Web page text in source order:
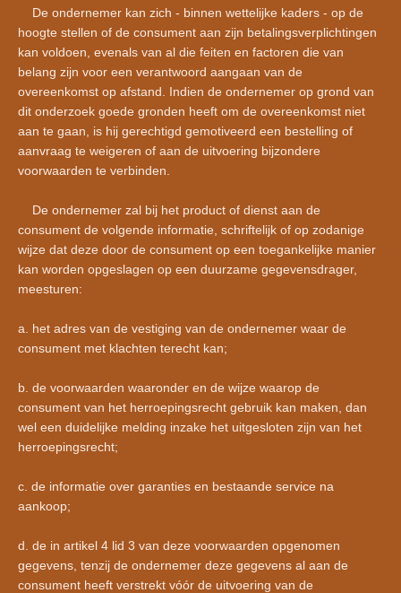
De ondernemer kan zich - binnen wettelijke kaders - op de
hoogte stellen of de consument aan zijn betalingsverplichtingen
kan voldoen, evenals van al die feiten en factoren die van
belang zijn voor een verantwoord aangaan van de
overeenkomst op afstand. Indien de ondernemer op grond van
dit onderzoek goede gronden heeft om de overeenkomst niet
aan te gaan, is hij gerechtigd gemotiveerd een bestelling of
aanvraag te weigeren of aan de uitvoering bijzondere
voorwaarden te verbinden.
De ondernemer zal bij het product of dienst aan de
consument de volgende informatie, schriftelijk of op zodanige
wijze dat deze door de consument op een toegankelijke manier
kan worden opgeslagen op een duurzame gegevensdrager,
meesturen:
a. het adres van de vestiging van de ondernemer waar de
consument met klachten terecht kan;
b. de voorwaarden waaronder en de wijze waarop de
consument van het herroepingsrecht gebruik kan maken, dan
wel een duidelijke melding inzake het uitgesloten zijn van het
herroepingsrecht;
c. de informatie over garanties en bestaande service na
aankoop;
d. de in artikel 4 lid 3 van deze voorwaarden opgenomen
gegevens, tenzij de ondernemer deze gegevens al aan de
consument heeft verstrekt vóór de uitvoering van de